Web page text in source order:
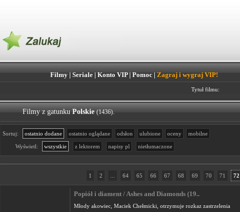
Filmy| Seriale| Konto VIP| Pomoc| Zagraj i wygraj VIP!
Tytuł filmu:
Filmy z gatunkuPolskie (1436).
Sortuj: ostatnio dodane ostatnio oglądane odsłon ulubione oceny mobilne
Wyświetl: wszystkie z lektorem napisy pl nietłumaczone
1 2 64 65 66 67 68 69 70 71 72
Popiół i diament / Ashes and Diamonds (19..
Młody akowiec, Maciek Chełmicki, otrzymuje rozkaz zastrzelenia